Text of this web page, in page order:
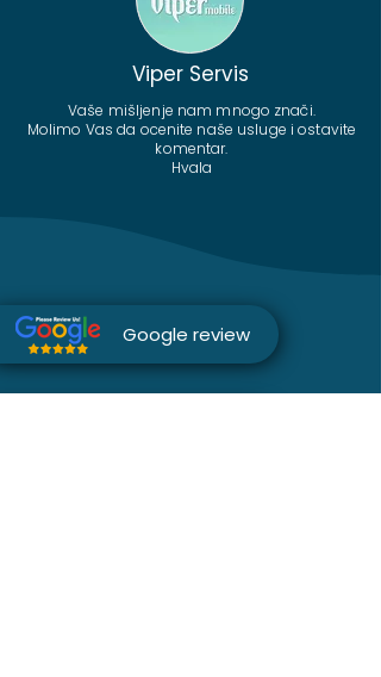
Viper Servis
Vaše mišljenje nam mnogo znači.
Molimo Vas da ocenite naše usluge i ostavite
komentar.
Hvala
Google review